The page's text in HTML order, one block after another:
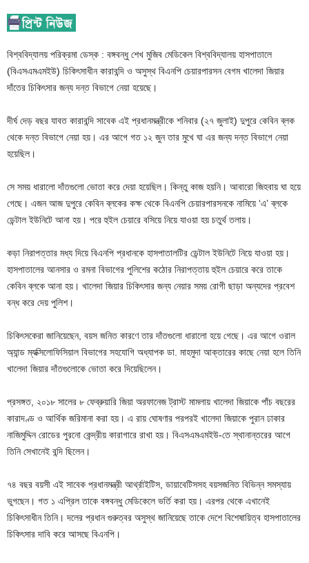
বিশ্ববিদ্যালয় পরিক্রমা ডেস্ক : বঙ্গবন্ধু শেখ মুজিব মেডিকেল বিশ্ববিদ্যালয় হাসপাতালে
(বিএসএমএমইউ) চিকিৎসাধীন কারাবন্দি ও অসুস্থ বিএনপি চেয়ারপারসন বেগম খালেদা জিয়ার
দাঁতের চিকিৎসার জন্য দন্ত বিভাগে নেয়া হয়েছে।
দীর্ঘ দেড় বছর যাবত কারাবন্দি সাবেক এই প্রধানমন্ত্রীকে শনিবার (২৭ জুলাই) দুপুরে কেবিন ব্লক
থেকে দন্ত বিভাগে নেয়া হয়। এর আগে গত ১২ জুন তার মুখে ঘা এর জন্য দন্ত বিভাগে নেয়া
হয়েছিল।
সে সময় ধারালো দাঁতগুলো ভোতা করে দেয়া হয়েছিল। কিন্তু কাজ হয়নি। আবারো জিহবায় ঘা হয়ে
গেছে। এজন আজ দুপুরে কেবিন ব্লকের কক্ষ থেকে বিএনপি চেয়ারপারসনকে নামিয়ে ‘এ’ ব্লকে
ডেন্টাল ইউনিটে আনা হয়। পরে হুইল চেয়ারে বসিয়ে নিয়ে যাওয়া হয় চতুর্থ তলায়।
কড়া নিরাপত্তার মধ্য দিয়ে বিএনপি প্রধানকে হাসপাতালটির ডেন্টাল ইউনিটে নিয়ে যাওয়া হয়।
হাসপাতালের আনসার ও রমনা বিভাগের পুলিশের কঠোর নিরাপত্তায় হুইল চেয়ারে করে তাকে
কেবিন ব্লকে আনা হয়। খালেদা জিয়ার চিকিৎসার জন্য নেয়ার সময় রোগী ছাড়া অন্যদের প্রবেশ
বন্ধ করে দেয় পুলিশ।
চিকিৎসকেরা জানিয়েছেন, বয়স জনিত কারণে তার দাঁতগুলো ধারালো হয়ে গেছে। এর আগে ওরাল
অ্যান্ড ম্যক্সিলোফিসিয়াল বিভাগের সহযোগি অধ্যাপক ডা. মাহমুদা আক্তারের কাছে নেয়া হলে তিনি
খালেদা জিয়ার দাঁতগুলোকে ভোতা করে দিয়েছিলেন।
প্রসঙ্গত, ২০১৮ সালের ৮ ফেব্রুয়ারি জিয়া অরফানেজ ট্রাস্ট মামলায় খালেদা জিয়াকে পাঁচ বছরের
কারাদণ্ড ও আর্থিক জরিমানা করা হয়। এ রায় ঘোষণার পরপরই খালেদা জিয়াকে পুরান ঢাকার
নাজিমুদ্দিন রোডের পুরনো কেন্দ্রীয় কারাগারে রাখা হয়। বিএসএমএমইউ-তে স্থানান্তরের আগে
তিনি সেখানেই বন্দি ছিলেন।
৭৪ বছর বয়সী এই সাবেক প্রধানমন্ত্রী আর্থ্রাইটিস, ডায়াবেটিসসহ বয়সজনিত বিভিন্ন সমস্যায়
ভুগছেন। গত ১ এপ্রিল তাকে বঙ্গবন্ধু মেডিকেলে ভর্তি করা হয়। এরপর থেকে এখানেই
চিকিৎসাধীন তিনি। দলের প্রধান গুরুত্বর অসুস্থ জানিয়েছে তাকে দেশে বিশেষায়িত্ব হাসপাতালের
চিকিৎসার দাবি করে আসছে বিএনপি।